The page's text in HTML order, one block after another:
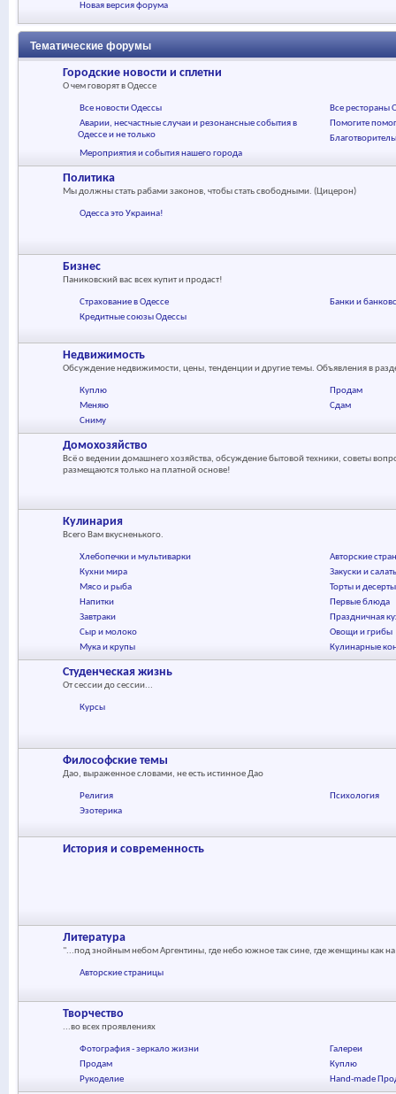
Новая версия форума
Тематические форумы
Городские новости и сплетни
О чем говорят в Одессе
Все новости Одессы
Все рестораны
Аварии, несчастные случаи и резонансные события в
Одессе и не только
Помогите
Мероприятия и события нашего города
Политика
Мы должны стать рабами законов, чтобы стать свободными. (Цицерон)
Одесса это Украина!
Бизнес
Паниковский вас всех купит и продаст!
Страхование в Одессе
Банки и
Кредитные союзы Одессы
Недвижимость
Обсуждение недвижимости, цены, тенденции и другие темы. Объявления в
Куплю
Продам
Меняю
Сдам
Сниму
Домохозяйство
Всё о ведении домашнего хозяйства, обсуждение бытовой техники, советы
размещаются только на платной основе!
Кулинария
Всего Вам вкусненького.
Хлебопечки и мультиварки
Авторские
Кухни мира
Закуски и
Мясо и рыба
Торты и десерты
Напитки
Первые блюда
Завтраки
Праздничная
Сыр и молоко
Овощи и грибы
Мука и крупы
Кулинарные
Студенческая жизнь
От сессии до сессии...
Курсы
Философские темы
Дао, выраженное словами, не есть истинное Дао
Религия
Психология
Эзотерика
История и современность
Литература
"...под знойным небом Аргентины, где небо южное так сине, где женщины как на
Авторские страницы
Творчество
...во всех проявлениях
Фотография - зеркало жизни
Галереи
Продам
Куплю
Рукоделие
Hand-made